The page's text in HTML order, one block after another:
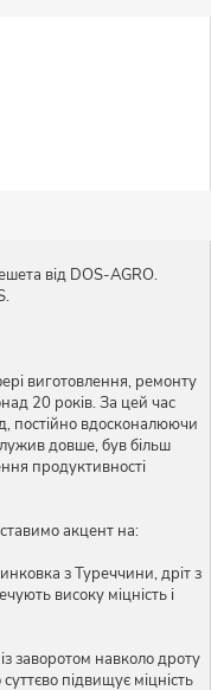
від DOS-AGRO.
виготовлення, ремонту
20 років. За цей час
постійно вдосконалюючи
довше, був більш
продуктивності
акцент на:
з Туреччини, дріт з
високу міцність і
заворотом навколо дроту
підвищує міцність